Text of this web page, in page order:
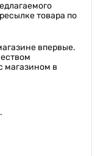
товара по
впервые.
магазином в